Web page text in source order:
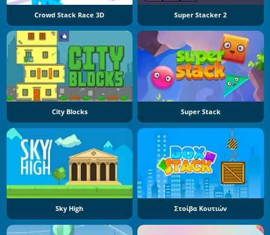
Crowd Stack Race 3D Super Stacker 2
City Blocks Super Stack
Sky High Στοίβα Κουτιών